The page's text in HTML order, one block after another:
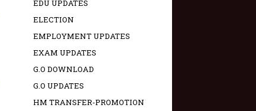
EDU UPDATES
ELECTION
EMPLOYMENT UPDATES
EXAM UPDATES
G.O DOWNLOAD
G.O UPDATES
HM TRANSFER-PROMOTION